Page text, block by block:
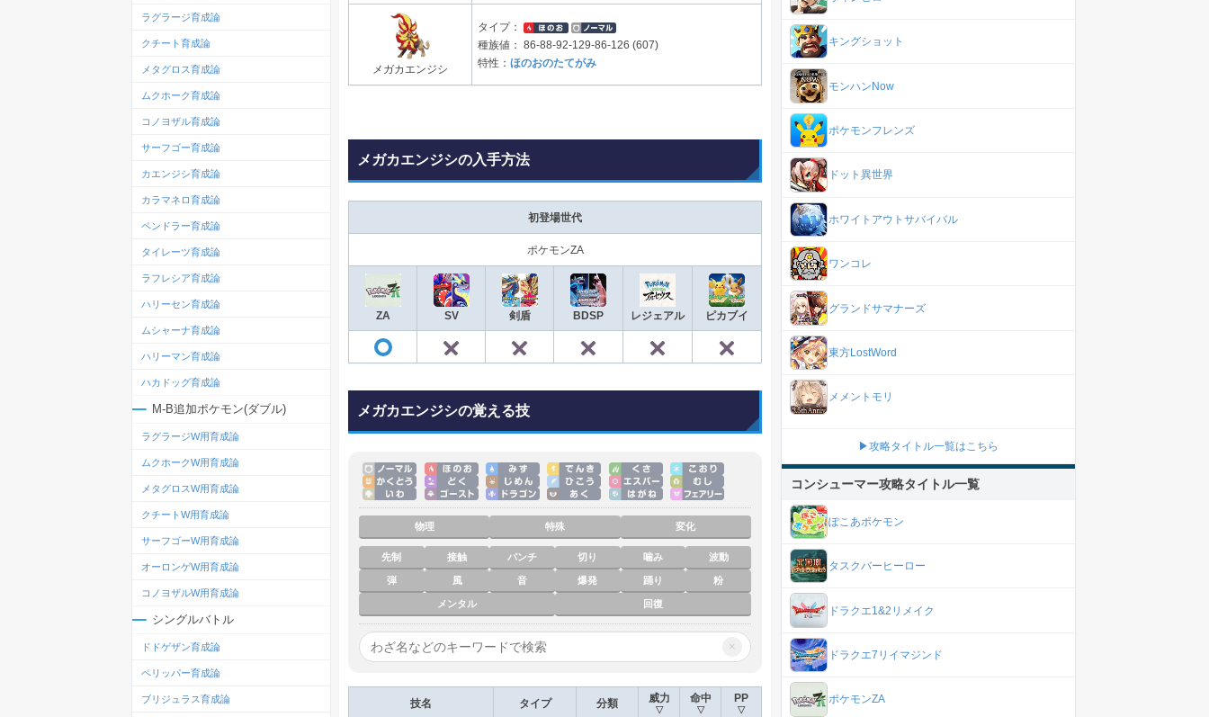
メガカエンジシ
タイプ：
種族値：
86-88-92-129-86-126 (607)
特性： ほのおのたてがみ
メガカエンジシの入手方法
初登場世代
ポケモンZA
ZA SV 剣盾 BDSP レジェアル ピカブイ
メガカエンジシの覚える技
物理 特殊 変化
先制 接触 パンチ 切り 噛み 波動
弾 風 音 爆発 踊り 粉
メンタル 回復
×
技名 タイプ 分類 威力
▽
命中
▽
PP
▽
ラグラージ育成論
クチート育成論
メタグロス育成論
ムクホーク育成論
コノヨザル育成論
サーフゴー育成論
カエンジシ育成論
カラマネロ育成論
ペンドラー育成論
タイレーツ育成論
ラフレシア育成論
ハリーセン育成論
ムシャーナ育成論
ハリーマン育成論
ハカドッグ育成論
M-B追加ポケモン(ダブル)
ラグラージW用育成論
ムクホークW用育成論
メタグロスW用育成論
クチートW用育成論
サーフゴーW用育成論
オーロンゲW用育成論
コノヨザルW用育成論
シングルバトル
ドドゲザン育成論
ペリッパー育成論
ブリジュラス育成論
キングショット
モンハンNow
ポケモンフレンズ
ドット異世界
ホワイトアウトサバイバル
ワンコレ
グランドサマナーズ
東方LostWord
メメントモリ
▶攻略タイトル一覧はこちら
コンシューマー攻略タイトル一覧
ぽこあポケモン
タスクバーヒーロー
ドラクエ1&2リメイク
ドラクエ7リイマジンド
ポケモンZA